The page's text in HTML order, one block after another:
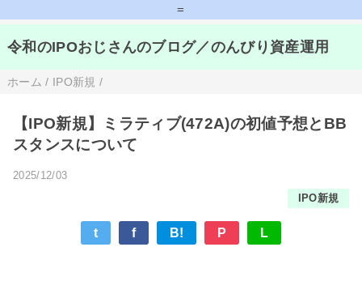
=
令和のIPOおじさんのブログ／のんびり資産運用
ホーム / IPO新規 /
【IPO新規】ミラティブ(472A)の初値予想とBB
スタンスについて
2025/12/03
IPO新規
t f B! P L